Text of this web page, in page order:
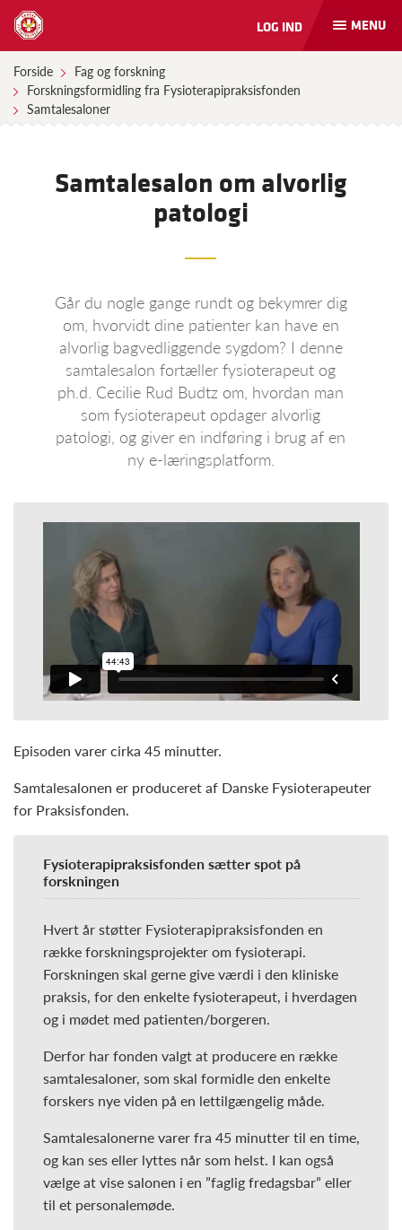
Åbn
og
MENU
LOG IND
Forside
Fag og forskning
Forskningsformidling fra Fysioterapipraksisfonden
Samtalesaloner
Samtalesalon om alvorlig
patologi
Går du nogle gange rundt og bekymrer dig
om, hvorvidt dine patienter kan have en
alvorlig bagvedliggende sygdom? I denne
samtalesalon fortæller fysioterapeut og
ph.d. Cecilie Rud Budtz om, hvordan man
som fysioterapeut opdager alvorlig
patologi, og giver en indføring i brug af en
ny e-læringsplatform.
Episoden varer cirka 45 minutter.
Samtalesalonen er produceret af Danske Fysioterapeuter
for Praksisfonden.
Fysioterapipraksisfonden sætter spot på
forskningen
Hvert år støtter Fysioterapipraksisfonden en
række forskningsprojekter om fysioterapi.
Forskningen skal gerne give værdi i den kliniske
praksis, for den enkelte fysioterapeut, i hverdagen
og i mødet med patienten/borgeren.
Derfor har fonden valgt at producere en række
samtalesaloner, som skal formidle den enkelte
forskers nye viden på en lettilgængelig måde.
Samtalesalonerne varer fra 45 minutter til en time,
og kan ses eller lyttes når som helst. I kan også
vælge at vise salonen i en ”faglig fredagsbar” eller
til et personalemøde.